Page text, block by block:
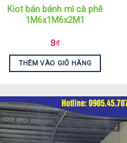
Kiot bán bánh mì cà phê
1M6x1M6x2M1
9₫
THÊM VÀO GIỎ HÀNG